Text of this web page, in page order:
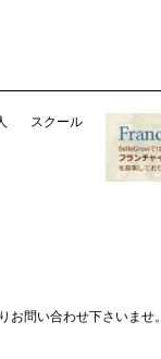
スクール
問い合わせ下さいませ。